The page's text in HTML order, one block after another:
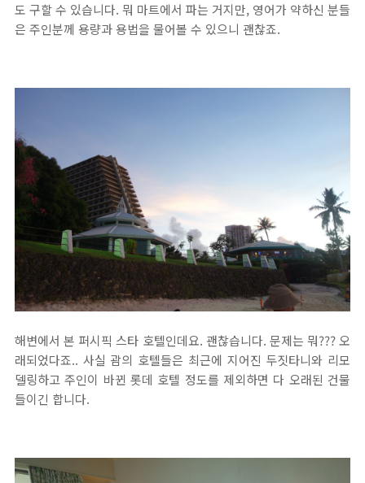
도 구할 수 있습니다. 뭐 마트에서 파는 거지만, 영어가 약하신 분들
은 주인분께 용량과 용법을 물어볼 수 있으니 괜찮죠.
해변에서 본 퍼시픽 스타 호텔인데요. 괜찮습니다. 문제는 뭐??? 오
래되었다죠.. 사실 괌의 호텔들은 최근에 지어진 두짓타니와 리모
델링하고 주인이 바뀐 롯데 호텔 정도를 제외하면 다 오래된 건물
들이긴 합니다.